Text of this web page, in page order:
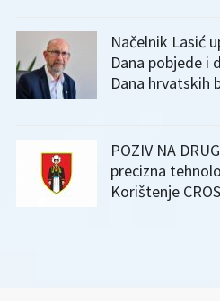
Načelnik Lasić
Dana pobjede i
Dana hrvatskih
POZIV NA
precizna
Korištenje